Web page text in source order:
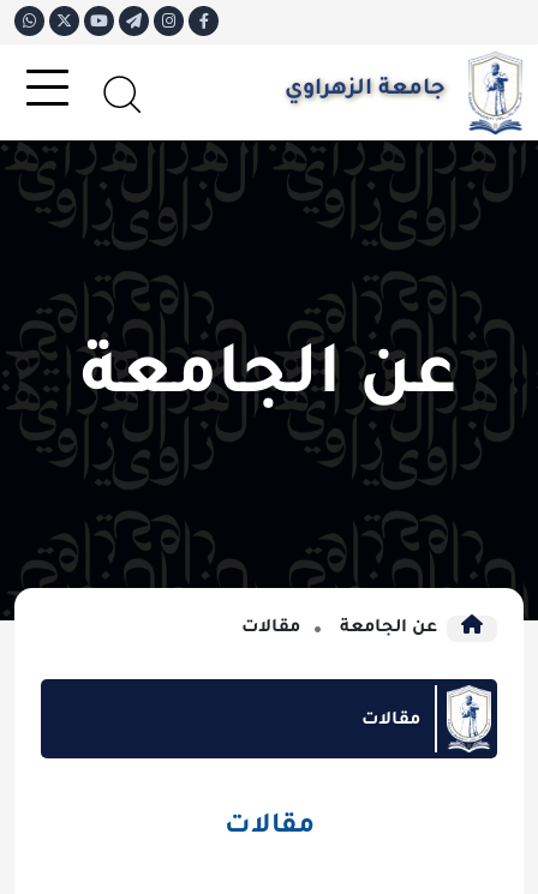
جامعة الزهراوي
عن الجامعة
عن الجامعة مقالات
مقالات
مقالات